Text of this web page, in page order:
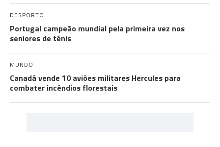
DESPORTO
Portugal campeão mundial pela primeira vez nos
seniores de ténis
MUNDO
Canadá vende 10 aviões militares Hercules para
combater incêndios florestais